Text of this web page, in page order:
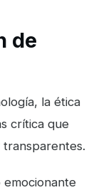
de
la ética
crítica que
transparentes.